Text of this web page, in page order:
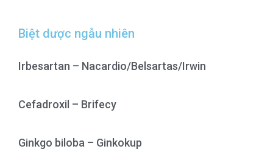
Biệt dược ngẫu nhiên
Irbesartan – Nacardio/Belsartas/Irwin
Cefadroxil – Brifecy
Ginkgo biloba – Ginkokup